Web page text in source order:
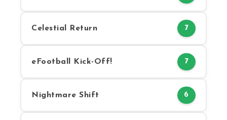
Celestial Return 7
eFootball Kick-Off! 7
Nightmare Shift 6